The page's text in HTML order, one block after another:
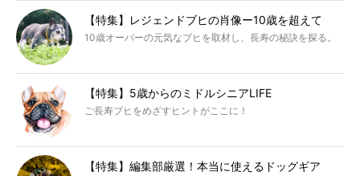
【特集】レジェンドブヒの肖像ー10歳を超えて
10歳オーバーの元気なブヒを取材し、長寿の秘訣を探る。
【特集】5歳からのミドルシニアLIFE
ご長寿ブヒをめざすヒントがここに！
【特集】編集部厳選！本当に使えるドッグギア